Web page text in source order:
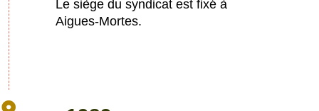
Le siège du syndicat est fixé à
Aigues-Mortes.